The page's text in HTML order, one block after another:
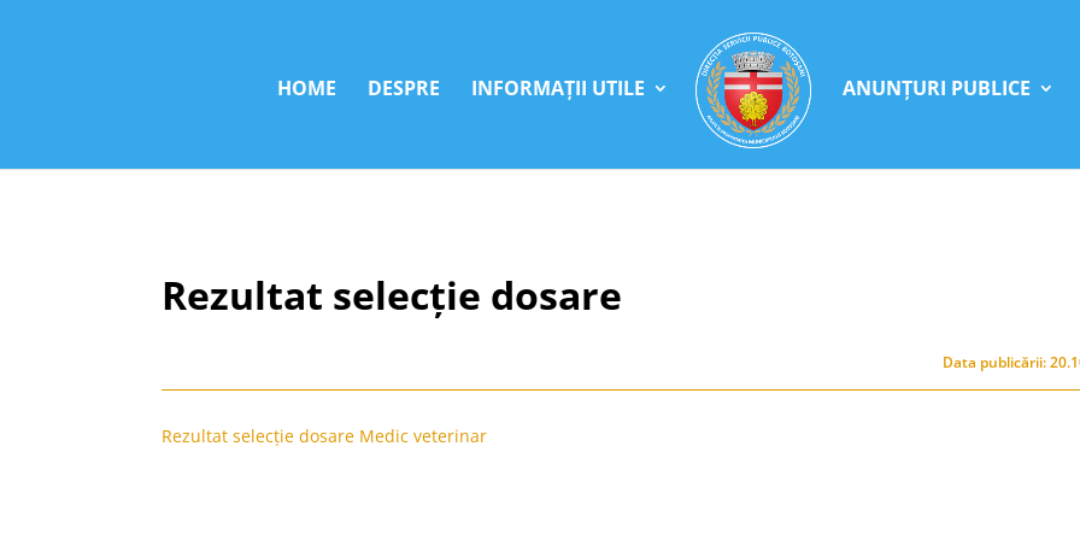
HOME DESPRE INFORMAȚII UTILE ANUNȚURI PUBLICE
Rezultat selecție dosare
Data publicării:
Rezultat selecție dosare Medic veterinar